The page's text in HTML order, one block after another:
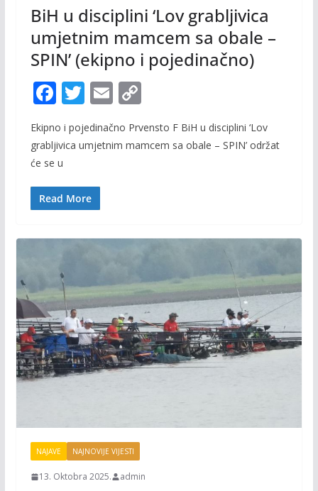
BiH u disciplini ‘Lov grabljivica
umjetnim mamcem sa obale –
SPIN’ (ekipno i pojedinačno)
F
e
b
o
o
T
w
itt
er
E
m
ai
C
p
Ekipno i pojedinačno Prvensto F BiH u disciplini ‘Lov
grabljivica umjetnim mamcem sa obale – SPIN’ održat
će se u
Read More
NAJAVE NAJNOVIJE VIJESTI
13. Oktobra 2025. admin